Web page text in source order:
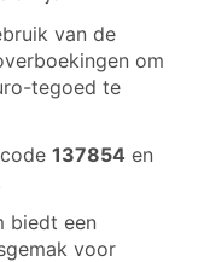
van de
om
tegoed te
137854 en
biedt een
voor